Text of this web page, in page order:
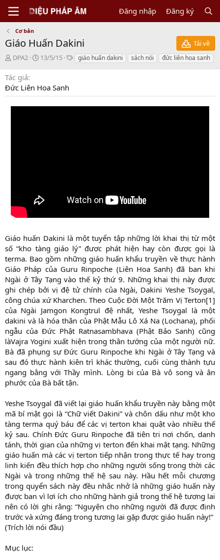
Đăng nhập Đăng ký
Cơ bản
Giáo Huấn Dakini
Tải về
N
ư
ờ
i
DPA2
C
a
t
13/5/15
T giáo huấn dakini sách nói đức liên hoa sanh
Tác giả
Đức Liên Hoa Sanh
Giáo huấn Dakini là một tuyển tập những lời khai thị từ một
số “kho tàng giáo lý” được phát hiện hay còn được gọi là
terma. Bao gồm những giáo huấn khẩu truyền về thực hành
Giáo Pháp của Guru Rinpoche (Liên Hoa Sanh) đã ban khi
Ngài ở Tây Tạng vào thế kỷ thứ 9. Những khai thị này được
ghi chép bởi vị đệ tử chính của Ngài, Dakini Yeshe Tsoygal,
công chúa xứ Kharchen. Theo Cuộc Đời Một Trăm Vị Terton[1]
của Ngài Jamgon Kongtrul đệ nhất, Yeshe Tsoygal là một
dakini và là hóa thân của Phật Mẫu Lô Xá Na (Lochana), phối
ngẫu của Đức Phật Ratnasambhava (Phật Bảo Sanh) cũng
làVajra Yogini xuất hiện trong thân tướng của một người nữ.
Bà đã phụng sự Đức Guru Rinpoche khi Ngài ở Tây Tạng và
sau đó thực hành kiên trì khác thường, cuối cùng thành tựu
ngang bằng với Thầy mình. Lòng bi của Bà vô song và ân
phước của Bà bất tận.
Yeshe Tsoygal đã viết lại giáo huấn khẩu truyền này bằng một
mã bí mật gọi là “Chữ viết Dakini” và chôn dấu như một kho
tàng terma quý báu để các vị terton khai quật vào nhiều thế
kỷ sau. Chính Đức Guru Rinpoche đã tiên tri nơi chốn, danh
tánh, thời gian của những vị terton đến khai mật tạng. Những
giáo huấn mà các vị terton tiếp nhận trong thực tế hay trong
linh kiến đều thích hợp cho những người sống trong thời các
Ngài và trong những thế hệ sau này. Hầu hết mỗi chương
trong quyển sách này đều nhắc nhở là những giáo huấn này
được ban vì lợi ích cho những hành giả trong thế hệ tương lai
nên có lời ghi rằng: “Nguyện cho những người đã được định
trước và xứng đáng trong tương lai gặp được giáo huấn này!”
(Trích lời nói đầu)
Mục lục: